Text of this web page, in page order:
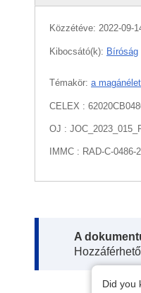
Közzétéve: 2022-09-
Kibocsátó(k): Bíróság
Témakör: a
CELEX :
OJ :
IMMC : RAD-C-0486-
Note:
A
Did you